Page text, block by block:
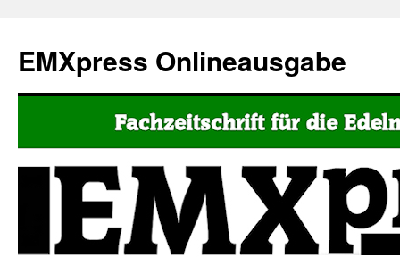
EMXpress Onlineausgabe